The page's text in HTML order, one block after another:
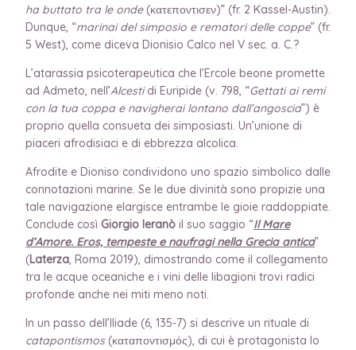
ha buttato tra le onde(κατεποντισεν)” (fr. 2 Kassel-Austin).
Dunque, “marinai del simposio e rematori delle coppe” (fr.
5 West), come diceva Dionisio Calco nel V sec. a. C.?
L’atarassia psicoterapeutica che l’Ercole beone promette
ad Admeto, nell’Alcestidi Euripide (v. 798, “Gettati ai remi
con la tua coppa e navigherai lontano dall’angoscia”) è
proprio quella consueta dei simposiasti. Un’unione di
piaceri afrodisiaci e di ebbrezza alcolica.
Afrodite e Dioniso condividono uno spazio simbolico dalle
connotazioni marine. Se le due divinità sono propizie una
tale navigazione elargisce entrambe le gioie raddoppiate.
Conclude così Giorgio Ieranò il suo saggio “Il Mare
d’Amore. Eros, tempeste e naufragi nella Grecia antica”
(Laterza, Roma 2019), dimostrando come il collegamento
tra le acque oceaniche e i vini delle libagioni trovi radici
profonde anche nei miti meno noti.
In un passo dell’Iliade (6, 135-7) si descrive un rituale di
catapontismos(καταποντισμός), di cui è protagonista lo